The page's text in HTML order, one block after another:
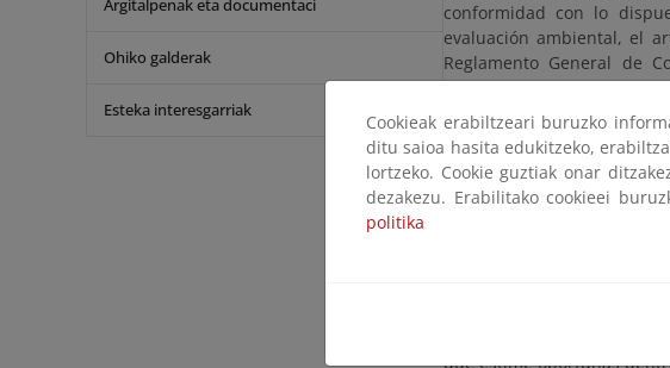
Argitalpenak eta documentaci
Ohiko galderak
Esteka interesgarriak
conformidad con lo
evaluación ambiental, el
Reglamento General de
someten a información
siguiente al de la
Esta actuación se
promotor y órgano
la Secretaría de Estado de
Castellón situadas en la
EA0022597), a fin de que
que estime oportunas
Cookieak erabiltzeari buruzko
ditu saioa hasita edukitzeko,
lortzeko. Cookie guztiak onar
dezakezu. Erabilitako cookieei
politika